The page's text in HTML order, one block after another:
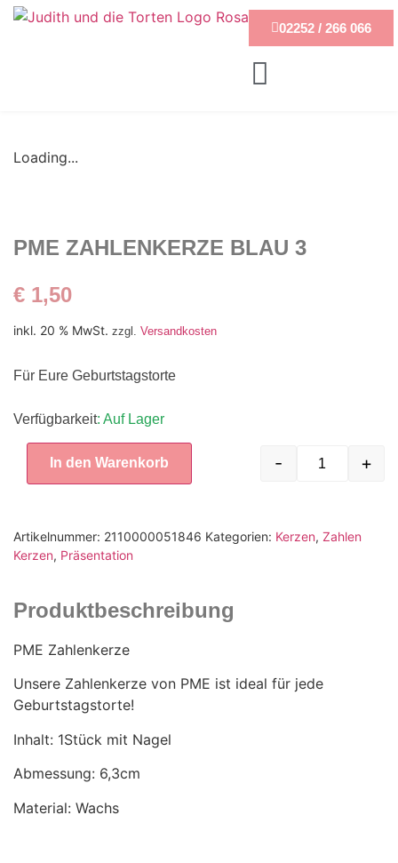
02252 / 266 066
Loading...
PME ZAHLENKERZE BLAU 3
€ 1,50
inkl. 20 % MwSt. zzgl. Versandkosten
Für Eure Geburtstagstorte
Verfügbarkeit: Auf Lager
- +
In den Warenkorb
Artikelnummer: 2110000051846 Kategorien: Kerzen, Zahlen
Kerzen, Präsentation
Produktbeschreibung
PME Zahlenkerze
Unsere Zahlenkerze von PME ist ideal für jede
Geburtstagstorte!
Inhalt: 1Stück mit Nagel
Abmessung: 6,3cm
Material: Wachs